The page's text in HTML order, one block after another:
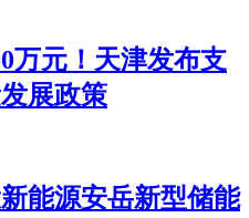
万元！天津发布支
展政策
能源安岳新型储能